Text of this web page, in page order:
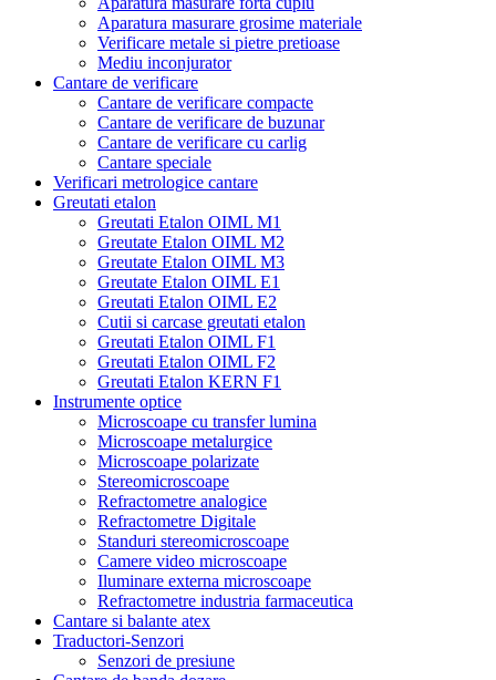
Aparatura masurare grosime materiale
Verificare metale si pietre pretioase
Mediu inconjurator
Cantare de verificare
Cantare de verificare compacte
Cantare de verificare de buzunar
Cantare de verificare cu carlig
Cantare speciale
Verificari metrologice cantare
Greutati etalon
Greutati Etalon OIML M1
Greutate Etalon OIML M2
Greutate Etalon OIML M3
Greutate Etalon OIML E1
Greutati Etalon OIML E2
Cutii si carcase greutati etalon
Greutati Etalon OIML F1
Greutati Etalon OIML F2
Greutati Etalon KERN F1
Instrumente optice
Microscoape cu transfer lumina
Microscoape metalurgice
Microscoape polarizate
Stereomicroscoape
Refractometre analogice
Refractometre Digitale
Standuri stereomicroscoape
Camere video microscoape
Iluminare externa microscoape
Refractometre industria farmaceutica
Cantare si balante atex
Traductori-Senzori
Senzori de presiune